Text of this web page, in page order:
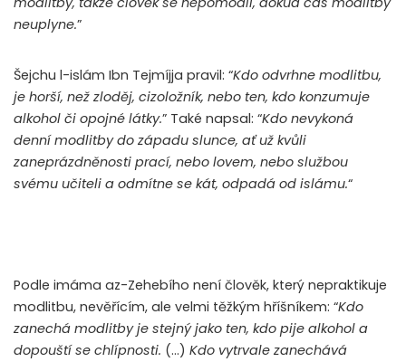
neuplyne.”
Šejchu l-islám Ibn Tejmíjja pravil: “Kdo odvrhne modlitbu,
je horší, než zloděj, cizoložník, nebo ten, kdo konzumuje
alkohol či opojné látky.” Také napsal: “Kdo nevykoná
denní modlitby do západu slunce, ať už kvůli
zaneprázdněnosti prací, nebo lovem, nebo službou
svému učiteli a odmítne se kát, odpadá od islámu.“
Podle imáma az-Zehebího není člověk, který nepraktikuje
modlitbu, nevěřícím, ale velmi těžkým hříšníkem: “Kdo
zanechá modlitby je stejný jako ten, kdo pije alkohol a
dopouští se chlípnosti. (…) Kdo vytrvale zanechává